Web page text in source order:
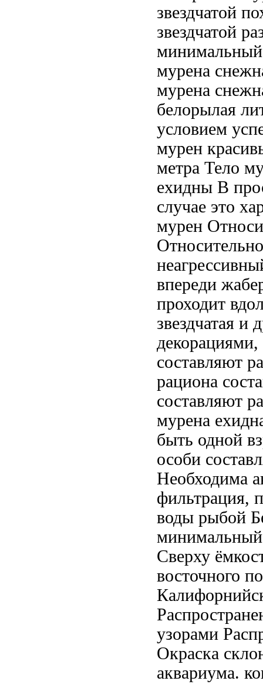
звездчатой
звездчатой
мурена
мурена
белорылая
условием
мурен
метра Тело
ехидны В
случае это
мурен
впереди
проходит
звездчатая и
составляют
рациона
составляют
мурена
быть одной
особи
Необходима
фильтрация,
воды рыбой
минимальный
Сверху
восточного
узорами
Окраска
аквариума.